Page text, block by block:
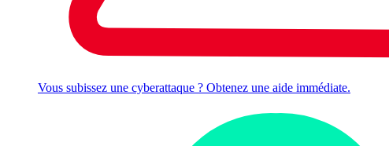
Vous subissez une cyberattaque ? Obtenez une aide immédiate.